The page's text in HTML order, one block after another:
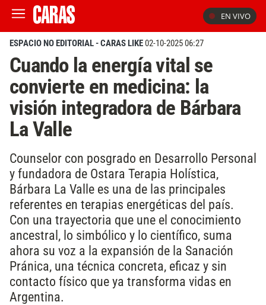
EN VIVO
ESPACIO NO EDITORIAL - CARAS LIKE02-10-2025 06:27
Cuando la energía vital se
convierte en medicina: la
visión integradora de Bárbara
La Valle
Counselor con posgrado en Desarrollo Personal
y fundadora de Ostara Terapia Holística,
Bárbara La Valle es una de las principales
referentes en terapias energéticas del país.
Con una trayectoria que une el conocimiento
ancestral, lo simbólico y lo científico, suma
ahora su voz a la expansión de la Sanación
Pránica, una técnica concreta, eficaz y sin
contacto físico que ya transforma vidas en
Argentina.